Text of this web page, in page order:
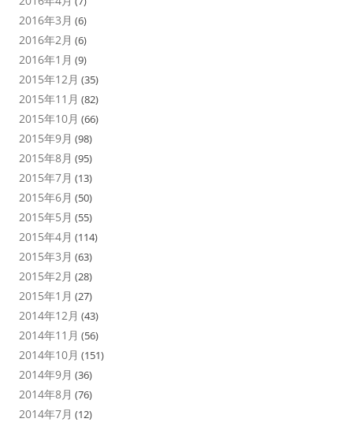
2016年3月 (6)
2016年2月 (6)
2016年1月 (9)
2015年12月 (35)
2015年11月 (82)
2015年10月 (66)
2015年9月 (98)
2015年8月 (95)
2015年7月 (13)
2015年6月 (50)
2015年5月 (55)
2015年4月 (114)
2015年3月 (63)
2015年2月 (28)
2015年1月 (27)
2014年12月 (43)
2014年11月 (56)
2014年10月 (151)
2014年9月 (36)
2014年8月 (76)
2014年7月 (12)